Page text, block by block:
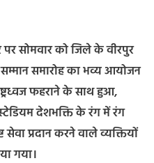
सोमवार को जिले के वीरपुर
समारोह का भव्य आयोजन
फहराने के साथ हुआ,
देशभक्ति के रंग में रंग
प्रदान करने वाले व्यक्तियों
गया।